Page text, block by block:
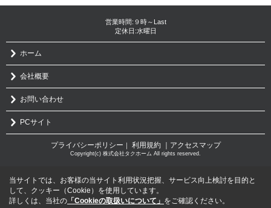
営業時間:９時～Last
定休日:水曜日
ホーム
会社概要
お問い合わせ
PCサイト
プライバシーポリシー ｜ 利用規約 ｜アクセスマップ
Copyright(c) 株式会社タクホーム All rights reserved.
当サイトでは、お客様の当サイト利用状況把握、サービス向上検討を目的と
して、クッキー（Cookie）を使用しています。
詳しくは、当社の 「Cookieの取扱いについて」 をご確認ください。